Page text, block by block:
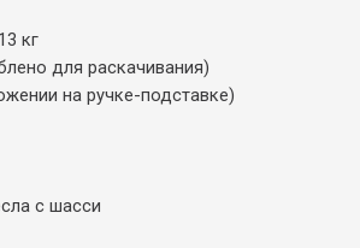
кг
для раскачивания)
на ручке-подставке)
с шасси